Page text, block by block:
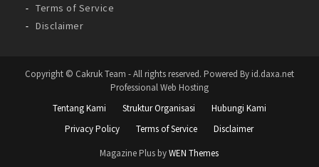
Terms of Service
Disclaimer
Copyright © Cakruk Team - All rights reserved. Powered By id.daxa.net
Professional Web Hosting
Tentang Kami
Struktur Organisasi
Hubungi Kami
Privacy Policy
Terms of Service
Disclaimer
Magazine Plus byWEN Themes